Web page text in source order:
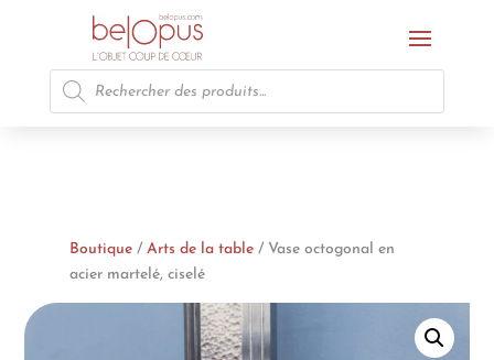
Recherche
de
produits
Boutique/ Arts de la table/ Vase octogonal en
acier martelé, ciselé